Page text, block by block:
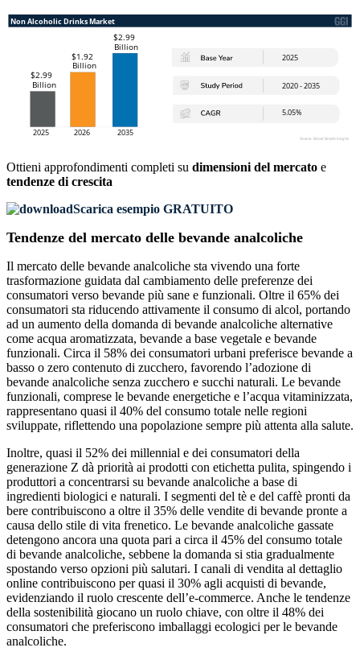
Ottieni approfondimenti completi su dimensioni del mercato e
tendenze di crescita
Scarica esempio GRATUITO
Tendenze del mercato delle bevande analcoliche
Il mercato delle bevande analcoliche sta vivendo una forte
trasformazione guidata dal cambiamento delle preferenze dei
consumatori verso bevande più sane e funzionali. Oltre il 65% dei
consumatori sta riducendo attivamente il consumo di alcol, portando
ad un aumento della domanda di bevande analcoliche alternative
come acqua aromatizzata, bevande a base vegetale e bevande
funzionali. Circa il 58% dei consumatori urbani preferisce bevande a
basso o zero contenuto di zucchero, favorendo l’adozione di
bevande analcoliche senza zucchero e succhi naturali. Le bevande
funzionali, comprese le bevande energetiche e l’acqua vitaminizzata,
rappresentano quasi il 40% del consumo totale nelle regioni
sviluppate, riflettendo una popolazione sempre più attenta alla salute.
Inoltre, quasi il 52% dei millennial e dei consumatori della
generazione Z dà priorità ai prodotti con etichetta pulita, spingendo i
produttori a concentrarsi su bevande analcoliche a base di
ingredienti biologici e naturali. I segmenti del tè e del caffè pronti da
bere contribuiscono a oltre il 35% delle vendite di bevande pronte a
causa dello stile di vita frenetico. Le bevande analcoliche gassate
detengono ancora una quota pari a circa il 45% del consumo totale
di bevande analcoliche, sebbene la domanda si stia gradualmente
spostando verso opzioni più salutari. I canali di vendita al dettaglio
online contribuiscono per quasi il 30% agli acquisti di bevande,
evidenziando il ruolo crescente dell’e-commerce. Anche le tendenze
della sostenibilità giocano un ruolo chiave, con oltre il 48% dei
consumatori che preferiscono imballaggi ecologici per le bevande
analcoliche.